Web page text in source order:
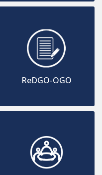
ReDGO-OGO